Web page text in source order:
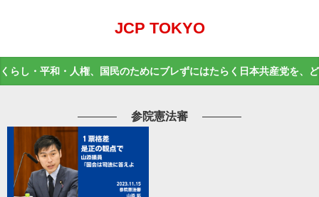
JCP TOKYO
くらし・平和・人権、国民のためにブレずにはたらく日本共産党を、
参院憲法審